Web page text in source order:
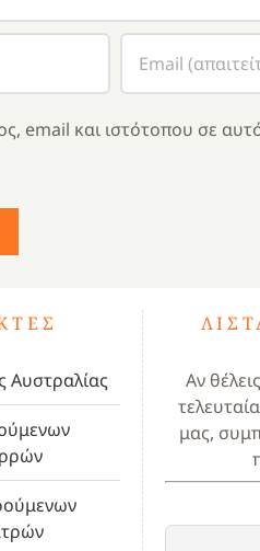
email και ιστότοπου σε
Αυστραλίας
Αν
μας,